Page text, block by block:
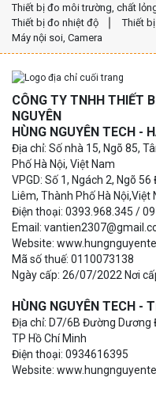
Thiết bị đo môi trường, chất
Thiết bị đo nhiệt độ
Thiết
Máy nội soi, Camera
CÔNG TY TNHH THIẾT
NGUYÊN
HÙNG NGUYÊN TECH -
Địa chỉ: Số nhà 15, Ngõ 85,
Phố Hà Nội, Việt Nam
VPGD: Số 1, Ngách 2, Ngõ
Liêm, Thành Phố Hà Nội,Việt
Điện thoại: 0393.968.345 /
Email:
Website:
Mã số thuế: 0110073138
Ngày cấp: 26/07/2022 Nơi
HÙNG NGUYÊN TECH -
Địa chỉ: D7/6B Đường Dương
TP Hồ Chí Minh
Điện thoại: 0934616395
Website: